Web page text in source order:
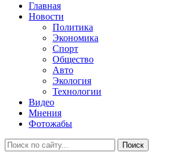
Главная
Новости
Политика
Экономика
Спорт
Общество
Авто
Экология
Технологии
Видео
Мнения
Фотожабы
Поиск